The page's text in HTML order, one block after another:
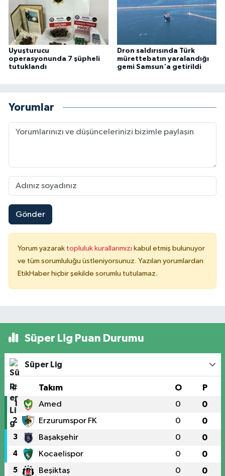
Uyuşturucu
operasyonunda 7 şüpheli
tutuklandı
Dron saldırısında Türk
mürettebatın yaralandığı
gemi Samsun'a getirildi
Yorumlar
Gönder
Yorum yazarak topluluk kurallarımızı kabul etmiş bulunuyor
ve tüm sorumluluğu üstleniyorsunuz. Yazılan yorumlardan
EtikHaber hiçbir şekilde sorumlu tutulamaz.
Süper Lig Puan Durumu
Süper Lig
# Takım O P
1 Amed 0 0
2 Erzurumspor FK 0 0
3 Başakşehir 0 0
4 Kocaelispor 0 0
5 Beşiktaş 0 0